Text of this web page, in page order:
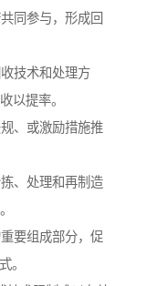
同参与，形成回
技术和处理方
以提率。
、或激励措施推
、处理和再制造
要组成部分，促
。